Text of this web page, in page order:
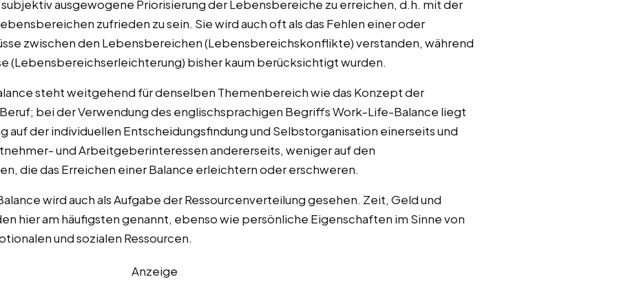
ausgewogene Priorisierung der Lebensbereiche zu erreichen, d.h. mit der
zufrieden zu sein. Sie wird auch oft als das Fehlen einer oder
zwischen den Lebensbereichen (Lebensbereichskonflikte) verstanden, während
(Lebensbereichserleichterung) bisher kaum berücksichtigt wurden.
steht weitgehend für denselben Themenbereich wie das Konzept der
bei der Verwendung des englischsprachigen Begriffs Work-Life-Balance liegt
auf der individuellen Entscheidungsfindung und Selbstorganisation einerseits und
und Arbeitgeberinteressen andererseits, weniger auf den
die das Erreichen einer Balance erleichtern oder erschweren.
wird auch als Aufgabe der Ressourcenverteilung gesehen. Zeit, Geld und
hier am häufigsten genannt, ebenso wie persönliche Eigenschaften im Sinne von
und sozialen Ressourcen.
Anzeige